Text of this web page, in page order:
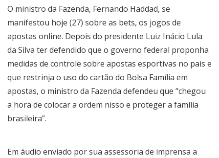
O ministro da Fazenda, Fernando Haddad, se
manifestou hoje (27) sobre as bets, os jogos de
apostas online. Depois do presidente Luiz Inácio Lula
da Silva ter defendido que o governo federal proponha
medidas de controle sobre apostas esportivas no país e
que restrinja o uso do cartão do Bolsa Família em
apostas, o ministro da Fazenda defendeu que “chegou
a hora de colocar a ordem nisso e proteger a família
brasileira”.
Em áudio enviado por sua assessoria de imprensa a